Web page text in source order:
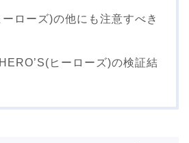
ーローズ)の他にも注意すべき
ヒーローズ)の検証結